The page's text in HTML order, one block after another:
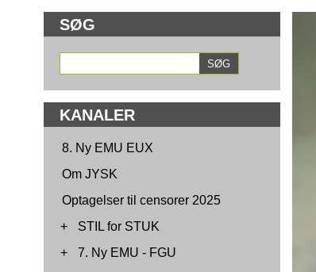
SØG
KANALER
8. Ny EMU EUX
Om JYSK
Optagelser til censorer 2025
+
STIL for STUK
+
7. Ny EMU - FGU